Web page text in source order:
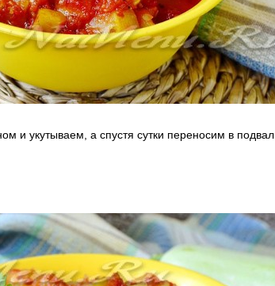
и укутываем, а спустя сутки переносим в подвал.